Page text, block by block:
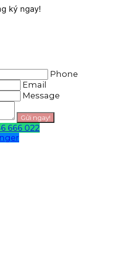
ký ngay!
Phone
Email
Message
666 022